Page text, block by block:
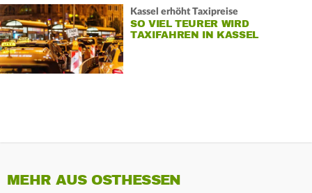
Kassel erhöht Taxipreise
SO VIEL TEURER WIRD
TAXIFAHREN IN KASSEL
MEHR AUS OSTHESSEN